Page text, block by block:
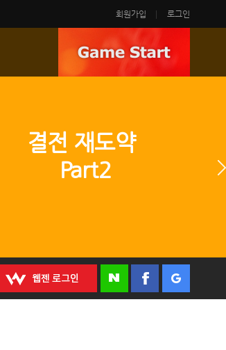
회원가입 로그인
재도약
Part2